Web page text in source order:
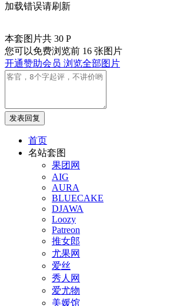
加载错误请刷新
本套图片共 30 P
您可以免费浏览前 16 张图片
开通赞助会员 浏览全部图片
发表回复
首页
名站套图
果团网
AIG
AURA
BLUECAKE
DJAWA
Loozy
Patreon
推女郎
尤果网
爱丝
秀人网
爱尤物
美媛馆